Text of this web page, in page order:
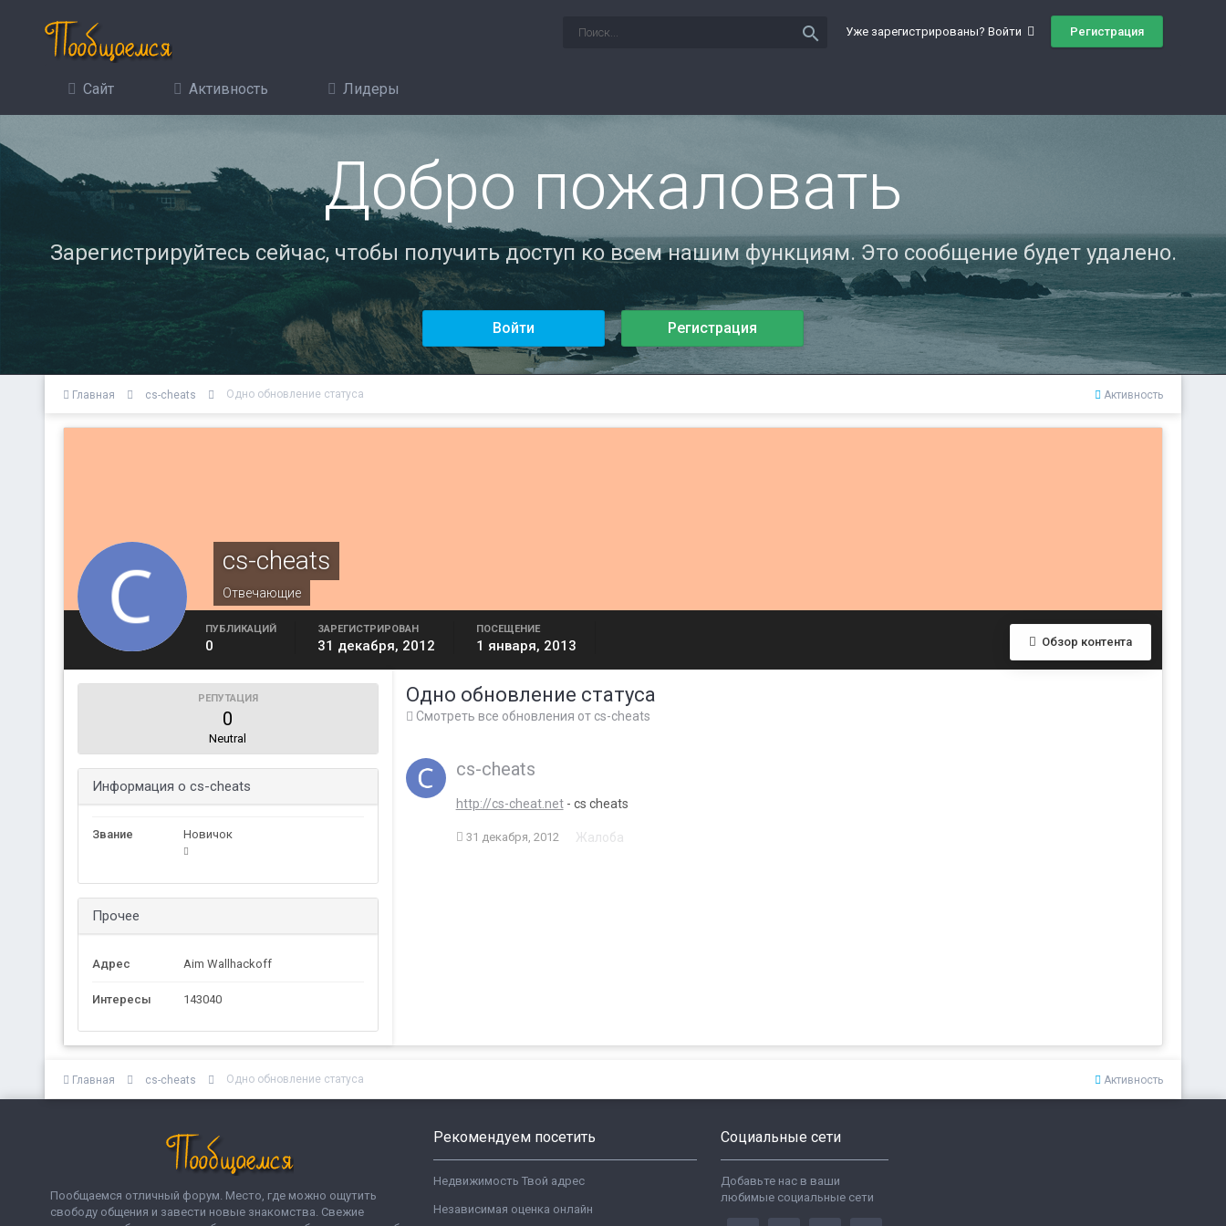
Уже зарегистрированы? Войти Регистрация
search
Сайт Активность Лидеры
Добро пожаловать
Зарегистрируйтесь сейчас, чтобы получить доступ ко всем нашим функциям. Это сообщение будет удалено.
Войти Регистрация
Активность
Главная cs-cheats Одно обновление статуса
cs-cheats
Отвечающие
Обзор контента
ПУБЛИКАЦИЙ
0
ЗАРЕГИСТРИРОВАН
31 декабря, 2012
ПОСЕЩЕНИЕ
1 января, 2013
РЕПУТАЦИЯ
0
Neutral
Информация о cs-cheats
Звание Новичок
Прочее
Адрес Aim Wallhackoff
Интересы 143040
Одно обновление статуса
Смотреть все обновления от cs-cheats
cs-cheats
http://cs-cheat.net- cs cheats
31 декабря, 2012 Жалоба
Активность
Главная cs-cheats Одно обновление статуса
Пообщаемся отличный форум. Место, где можно ощутить
свободу общения и завести новые знакомства. Свежие
Рекомендуем посетить
Недвижимость Твой адрес
Независимая оценка онлайн
Социальные сети
Добавьте нас в ваши
любимые социальные сети